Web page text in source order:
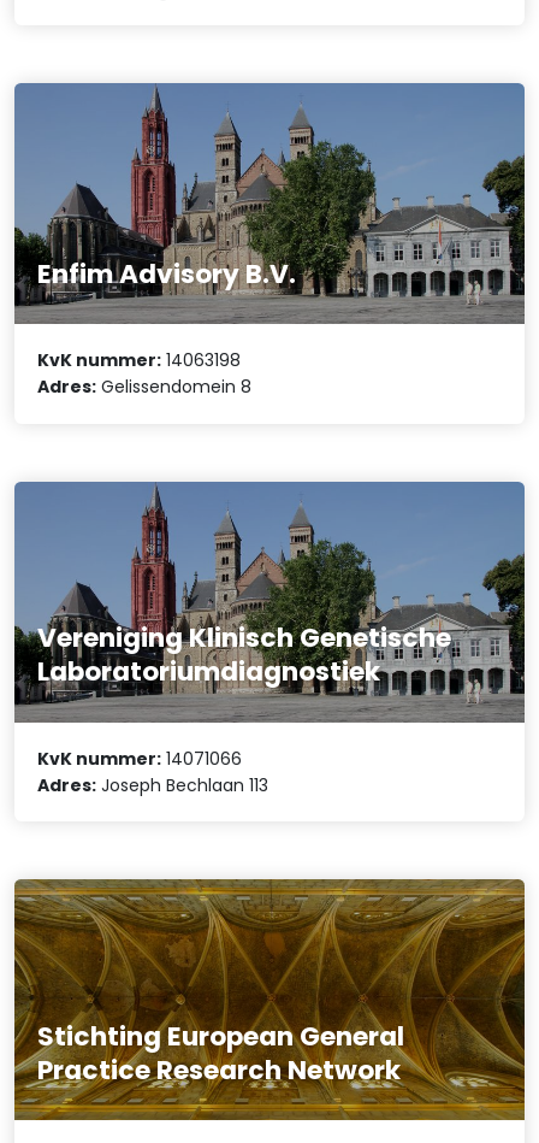
Enfim Advisory B.V.
KvK nummer: 14063198
Adres: Gelissendomein 8
Vereniging Klinisch Genetische
Laboratoriumdiagnostiek
KvK nummer: 14071066
Adres: Joseph Bechlaan 113
Stichting European General
Practice Research Network